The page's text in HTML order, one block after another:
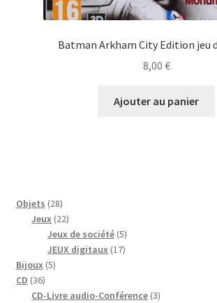
Batman Arkham City Edition jeu
8,00 €
Ajouter au panier
Objets 2828
produits
Jeux 2222
produits
Jeux de société 55
produits
JEUX digitaux 1717
Bijoux 55
CD 3636
produits
CD-Livre audio-Conférence 33